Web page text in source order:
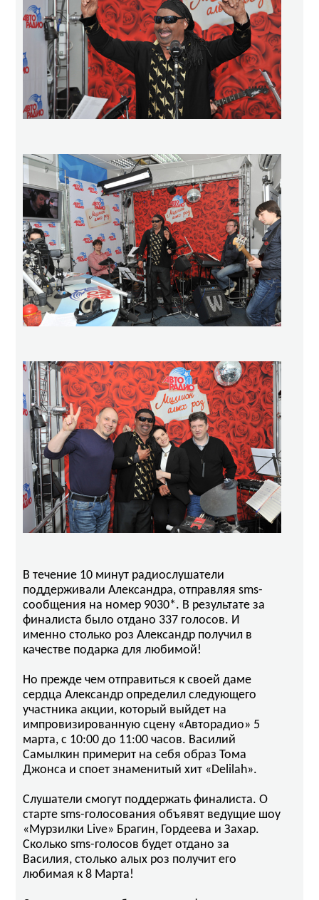
В течение 10 минут радиослушатели
поддерживали Александра, отправляя sms-
сообщения на номер 9030*. В результате за
финалиста было отдано 337 голосов. И
именно столько роз Александр получил в
качестве подарка для любимой!
Но прежде чем отправиться к своей даме
сердца Александр определил следующего
участника акции, который выйдет на
импровизированную сцену «Авторадио» 5
марта, с 10:00 до 11:00 часов. Василий
Самылкин примерит на себя образ Тома
Джонса и споет знаменитый хит «Delilah».
Слушатели смогут поддержать финалиста. О
старте sms-голосования объявят ведущие шоу
«Мурзилки Live» Брагин, Гордеева и Захар.
Сколько sms-голосов будет отдано за
Василия, столько алых роз получит его
любимая к 8 Марта!